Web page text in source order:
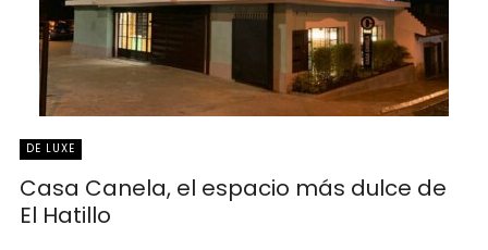
DE LUXE
Casa Canela, el espacio más dulce de
El Hatillo